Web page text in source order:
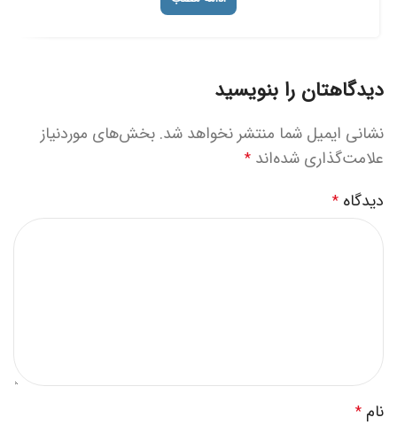
دیدگاهتان را بنویسید
نشانی ایمیل شما منتشر نخواهد شد. بخش‌های موردنیاز
علامت‌گذاری شده‌اند *
دیدگاه *
نام *